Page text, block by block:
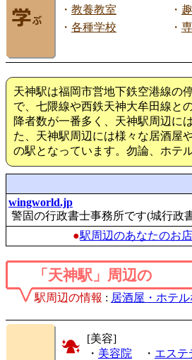
・ 教養教室 ・
・ 各種学校 ・
天神駅は福岡市営地下鉄空港線の
で、七隈線や西鉄天神大牟田線と
降者数が一番多く、天神駅周辺に
た、天神駅周辺には様々な居酒屋
の駅となっています。勿論、ホテ
wingworld.jp
警固の行政書士事務所です(城行政
●駅周辺のあなたのお
「天神駅」周辺の
駅周辺の情報 : 居酒屋・ホテ
[美容]
・ 美容院 ・ エステ